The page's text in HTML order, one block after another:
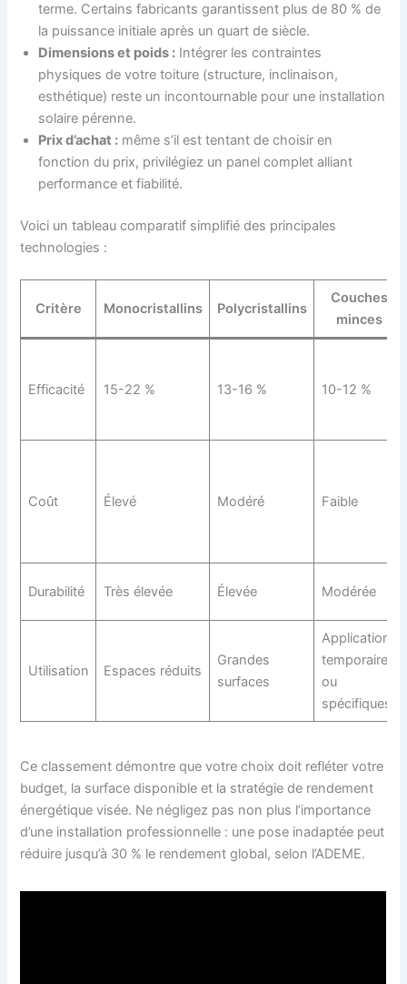
terme. Certains fabricants garantissent plus de 80 % de
la puissance initiale après un quart de siècle.
Dimensions et poids : Intégrer les contraintes
physiques de votre toiture (structure, inclinaison,
esthétique) reste un incontournable pour une installation
solaire pérenne.
Prix d’achat : même s’il est tentant de choisir en
fonction du prix, privilégiez un panel complet alliant
performance et fiabilité.
Voici un tableau comparatif simplifié des principales
technologies :
Critère Monocristallins Polycristallins
Couches
minces
Efficacité 15-22 % 13-16 % 10-12 %
Coût Élevé Modéré Faible
Durabilité Très élevée Élevée Modérée
Utilisation Espaces réduits
Grandes
surfaces
Applications
temporaires
ou
spécifiques
Ce classement démontre que votre choix doit refléter votre
budget, la surface disponible et la stratégie de rendement
énergétique visée. Ne négligez pas non plus l’importance
d’une installation professionnelle : une pose inadaptée peut
réduire jusqu’à 30 % le rendement global, selon l’ADEME.